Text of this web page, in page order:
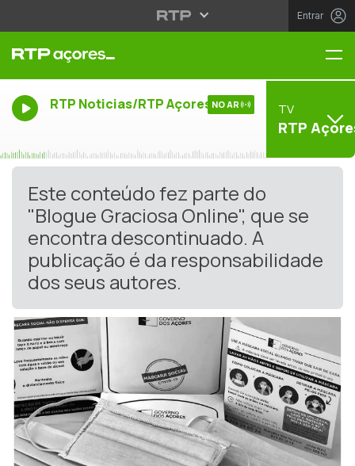
Entrar
RTP Noticias/RTP Açores NO AR TV
RTP
Este conteúdo fez parte do
"Blogue Graciosa Online", que se
encontra descontinuado. A
publicação é da responsabilidade
dos seus autores.